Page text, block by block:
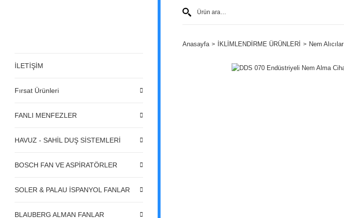
İLETİŞİM
Fırsat Ürünleri
FANLI MENFEZLER
HAVUZ - SAHİL DUŞ SİSTEMLERİ
BOSCH FAN VE ASPİRATÖRLER
SOLER & PALAU İSPANYOL FANLAR
BLAUBERG ALMAN FANLAR
Anasayfa İKLİMLENDİRME ÜRÜNLERİ Nem Alıcılar